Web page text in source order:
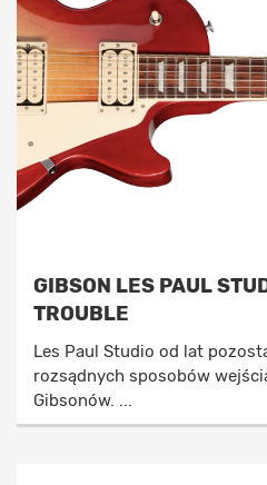
GIBSON LES PAUL
TROUBLE
Les Paul Studio od lat
rozsądnych sposobów
Gibsonów. ...